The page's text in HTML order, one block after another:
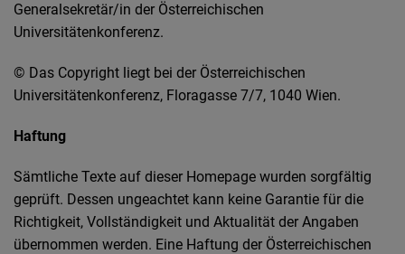
Generalsekretär/in der Österreichischen
Universitätenkonferenz.
© Das Copyright liegt bei der Österreichischen
Universitätenkonferenz, Floragasse 7/7, 1040 Wien.
Haftung
Sämtliche Texte auf dieser Homepage wurden sorgfältig
geprüft. Dessen ungeachtet kann keine Garantie für die
Richtigkeit, Vollständigkeit und Aktualität der Angaben
übernommen werden. Eine Haftung der Österreichischen